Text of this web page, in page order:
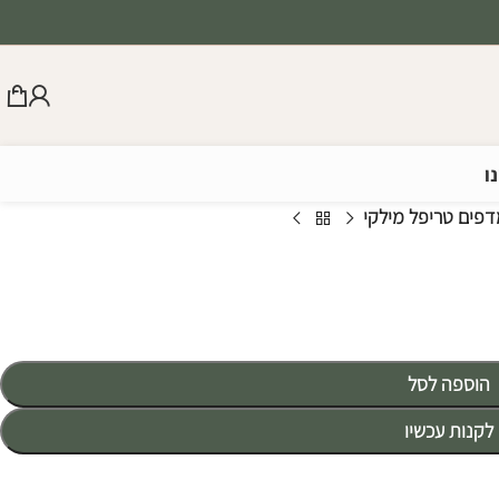
טריפל מילקי
הוספה לסל
לקנות עכשיו